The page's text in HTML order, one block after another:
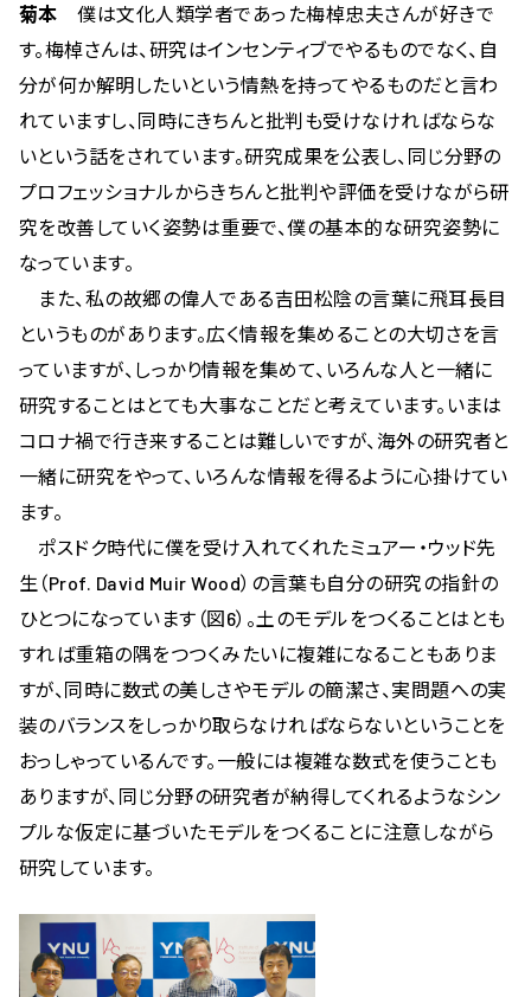
菊本 僕は文化人類学者であった梅棹忠夫さんが好きで
す。梅棹さんは、研究はインセンティブでやるものでなく、自
分が何か解明したいという情熱を持ってやるものだと言わ
れていますし、同時にきちんと批判も受けなければならな
いという話をされています。研究成果を公表し、同じ分野の
プロフェッショナルからきちんと批判や評価を受けながら研
究を改善していく姿勢は重要で、僕の基本的な研究姿勢に
なっています。
また、私の故郷の偉人である吉田松陰の言葉に飛耳長目
というものがあります。広く情報を集めることの大切さを言
っていますが、しっかり情報を集めて、いろんな人と一緒に
研究することはとても大事なことだと考えています。いまは
コロナ禍で行き来することは難しいですが、海外の研究者と
一緒に研究をやって、いろんな情報を得るように心掛けてい
ます。
ポスドク時代に僕を受け入れてくれたミュアー・ウッド先
生（Prof. David Muir Wood）の言葉も自分の研究の指針の
ひとつになっています（図6）。土のモデルをつくることはとも
すれば重箱の隅をつつくみたいに複雑になることもありま
すが、同時に数式の美しさやモデルの簡潔さ、実問題への実
装のバランスをしっかり取らなければならないということを
おっしゃっているんです。一般には複雑な数式を使うことも
ありますが、同じ分野の研究者が納得してくれるようなシン
プルな仮定に基づいたモデルをつくることに注意しながら
研究しています。